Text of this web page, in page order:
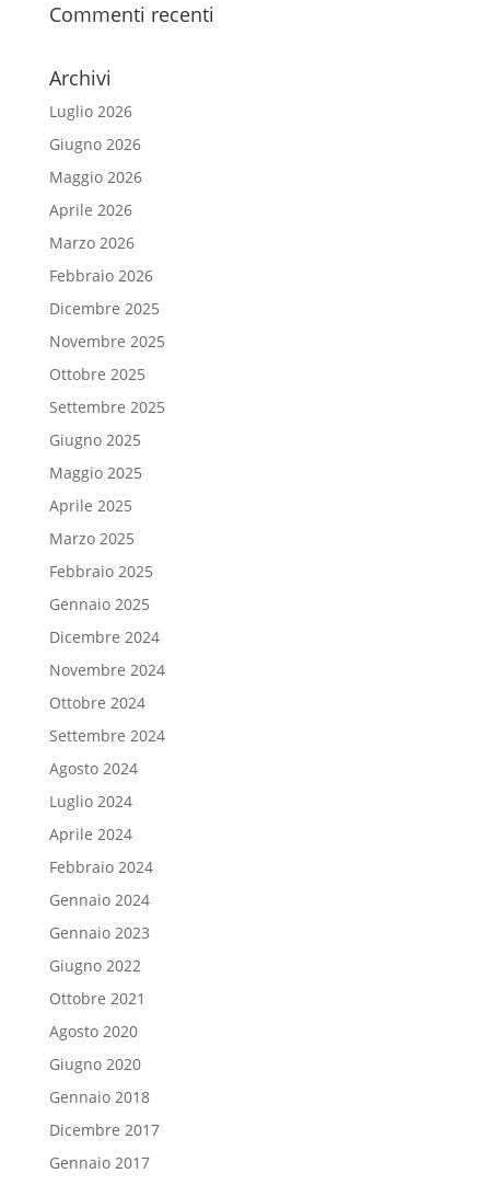
Commenti recenti
Archivi
Luglio 2026
Giugno 2026
Maggio 2026
Aprile 2026
Marzo 2026
Febbraio 2026
Dicembre 2025
Novembre 2025
Ottobre 2025
Settembre 2025
Giugno 2025
Maggio 2025
Aprile 2025
Marzo 2025
Febbraio 2025
Gennaio 2025
Dicembre 2024
Novembre 2024
Ottobre 2024
Settembre 2024
Agosto 2024
Luglio 2024
Aprile 2024
Febbraio 2024
Gennaio 2024
Gennaio 2023
Giugno 2022
Ottobre 2021
Agosto 2020
Giugno 2020
Gennaio 2018
Dicembre 2017
Gennaio 2017